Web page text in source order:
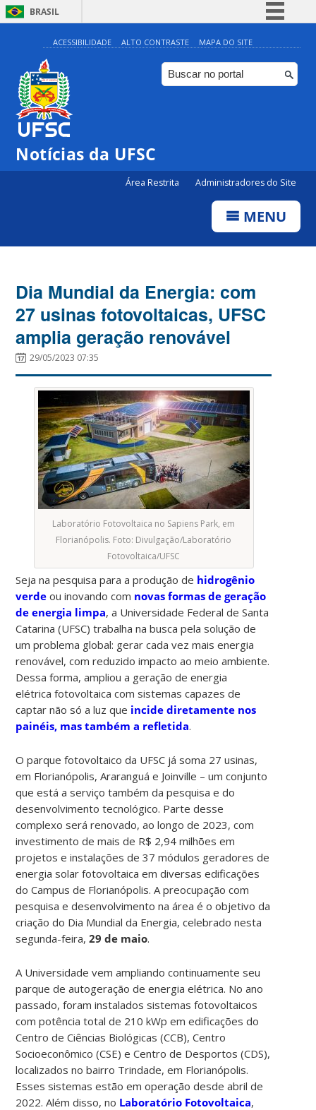
BRASIL
Simplifique!
Comunica BR
Participe
ACESSIBILIDADE ALTO CONTRASTE MAPA DO SITE
Notícias da UFSC
Área Restrita Administradores do Site
MENU
Dia Mundial da Energia: com
27 usinas fotovoltaicas, UFSC
amplia geração renovável
29/05/2023 07:35
Laboratório Fotovoltaica no Sapiens Park, em
Florianópolis. Foto: Divulgação/Laboratório
Fotovoltaica/UFSC
Seja na pesquisa para a produção de hidrogênio
verde ou inovando com novas formas de geração
de energia limpa, a Universidade Federal de Santa
Catarina (UFSC) trabalha na busca pela solução de
um problema global: gerar cada vez mais energia
renovável, com reduzido impacto ao meio ambiente.
Dessa forma, ampliou a geração de energia
elétrica fotovoltaica com sistemas capazes de
captar não só a luz que incide diretamente nos
painéis, mas também a refletida.
O parque fotovoltaico da UFSC já soma 27 usinas,
em Florianópolis, Araranguá e Joinville – um conjunto
que está a serviço também da pesquisa e do
desenvolvimento tecnológico. Parte desse
complexo será renovado, ao longo de 2023, com
investimento de mais de R$ 2,94 milhões em
projetos e instalações de 37 módulos geradores de
energia solar fotovoltaica em diversas edificações
do Campus de Florianópolis. A preocupação com
pesquisa e desenvolvimento na área é o objetivo da
criação do Dia Mundial da Energia, celebrado nesta
segunda-feira,29 de maio.
A Universidade vem ampliando continuamente seu
parque de autogeração de energia elétrica. No ano
passado, foram instalados sistemas fotovoltaicos
com potência total de 210 kWp em edificações do
Centro de Ciências Biológicas (CCB), Centro
Socioeconômico (CSE) e Centro de Desportos (CDS),
localizados no bairro Trindade, em Florianópolis.
Esses sistemas estão em operação desde abril de
2022. Além disso, no Laboratório Fotovoltaica,